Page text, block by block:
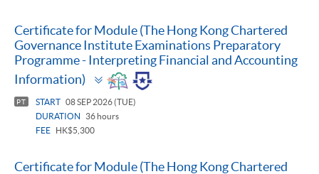
Certificate for Module (The Hong Kong Chartered
Governance Institute Examinations Preparatory
Programme - Interpreting Financial and Accounting
Information)
Toggle
panel
PT START 08 SEP 2026 (TUE)
DURATION
36 hours
FEE
HK$5,300
Certificate for Module (The Hong Kong Chartered